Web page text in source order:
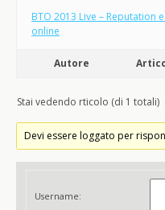
BTO 2013 Live – Reputation
online
Autore
Stai vedendo rticolo (di 1 totali)
Devi essere loggato per
Username: